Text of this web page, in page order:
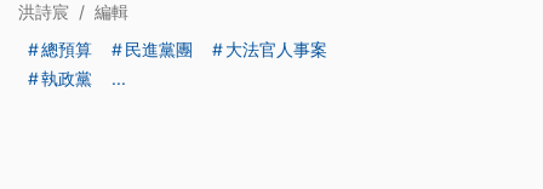
洪詩宸 / 編輯
總預算
民進黨團
大法官人事案
執政黨
...